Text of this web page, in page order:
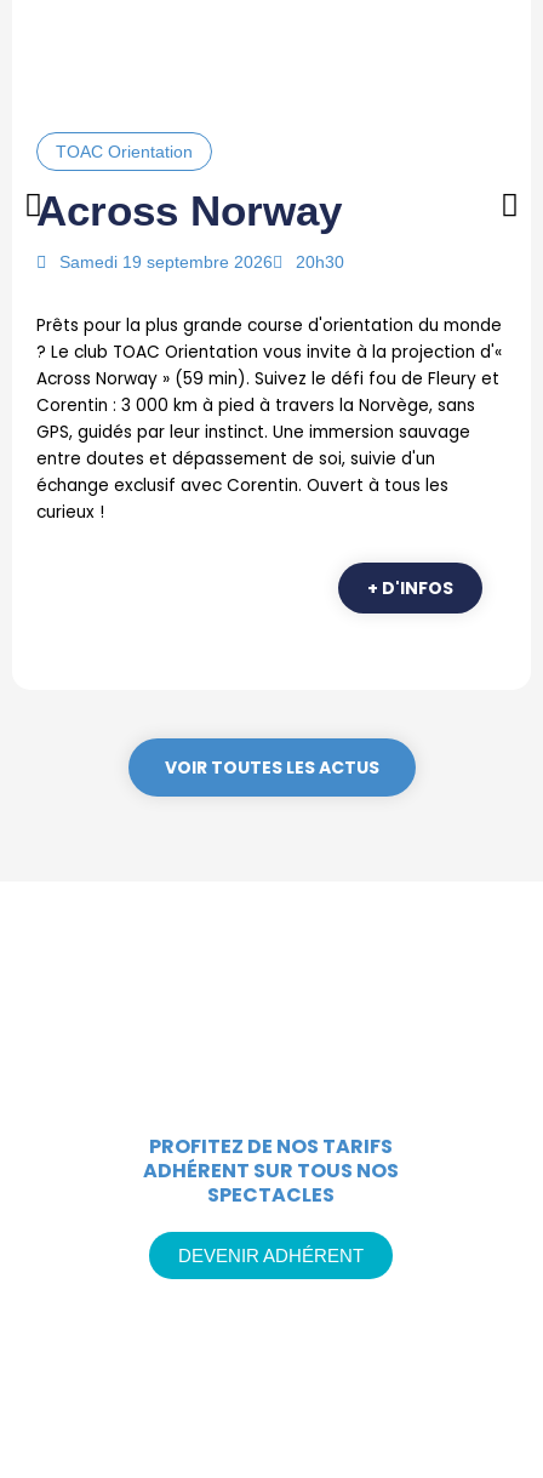
TOAC Orientation
Across Norway
Samedi 19 septembre 2026 20h30
Prêts pour la plus grande course d'orientation du monde
? Le club TOAC Orientation vous invite à la projection d'«
Across Norway » (59 min). Suivez le défi fou de Fleury et
Corentin : 3 000 km à pied à travers la Norvège, sans
GPS, guidés par leur instinct. Une immersion sauvage
entre doutes et dépassement de soi, suivie d'un
échange exclusif avec Corentin. Ouvert à tous les
curieux !
+ D'INFOS
VOIR TOUTES LES ACTUS
PROFITEZ DE NOS TARIFS
ADHÉRENT SUR TOUS NOS
SPECTACLES
DEVENIR ADHÉRENT